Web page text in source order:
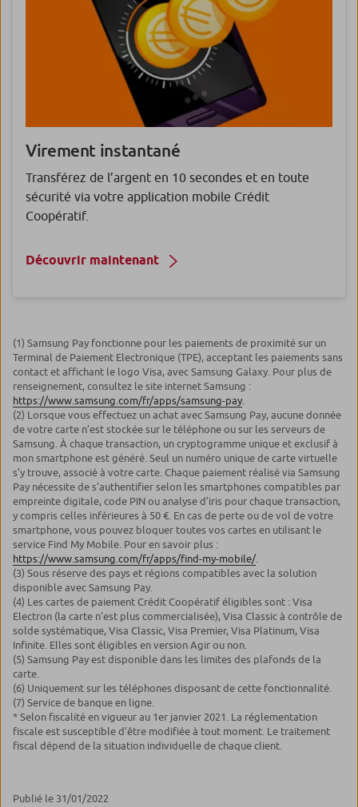
Virement instantané
Transférez de l’argent en 10 secondes et en toute
sécurité via votre application mobile Crédit
Coopératif.
Découvrir maintenant
(1) Samsung Pay fonctionne pour les paiements de proximité sur un
Terminal de Paiement Electronique (TPE), acceptant les paiements sans
contact et affichant le logo Visa, avec Samsung Galaxy. Pour plus de
renseignement, consultez le site internet Samsung :
https://www.samsung.com/fr/apps/samsung-pay
(2) Lorsque vous effectuez un achat avec Samsung Pay, aucune donnée
de votre carte n’est stockée sur le téléphone ou sur les serveurs de
Samsung. À chaque transaction, un cryptogramme unique et exclusif à
mon smartphone est généré. Seul un numéro unique de carte virtuelle
s’y trouve, associé à votre carte. Chaque paiement réalisé via Samsung
Pay nécessite de s’authentifier selon les smartphones compatibles par
empreinte digitale, code PIN ou analyse d’iris pour chaque transaction,
y compris celles inférieures à 50 €. En cas de perte ou de vol de votre
smartphone, vous pouvez bloquer toutes vos cartes en utilisant le
service Find My Mobile. Pour en savoir plus :
https://www.samsung.com/fr/apps/find-my-mobile/
(3) Sous réserve des pays et régions compatibles avec la solution
disponible avec Samsung Pay.
(4) Les cartes de paiement Crédit Coopératif éligibles sont : Visa
Electron (la carte n’est plus commercialisée), Visa Classic à contrôle de
solde systématique, Visa Classic, Visa Premier, Visa Platinum, Visa
Infinite. Elles sont éligibles en version Agir ou non.
(5) Samsung Pay est disponible dans les limites des plafonds de la
carte.
(6) Uniquement sur les téléphones disposant de cette fonctionnalité.
(7) Service de banque en ligne.
* Selon fiscalité en vigueur au 1er janvier 2021. La réglementation
fiscale est susceptible d’être modifiée à tout moment. Le traitement
fiscal dépend de la situation individuelle de chaque client.
Publié le 31/01/2022